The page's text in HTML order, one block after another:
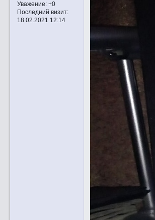
Уважение: +0
Последний визит:
18.02.2021 12:14